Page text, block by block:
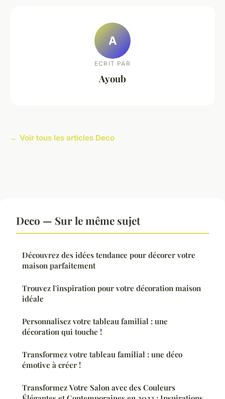
A
ECRIT PAR
Ayoub
← Voir tous les articles Deco
Deco — Sur le même sujet
Découvrez des idées tendance pour décorer votre
maison parfaitement
Trouvez l'inspiration pour votre décoration maison
idéale
Personnalisez votre tableau familial : une
décoration qui touche !
Transformez votre tableau familial : une déco
émotive à créer !
Transformez Votre Salon avec des Couleurs